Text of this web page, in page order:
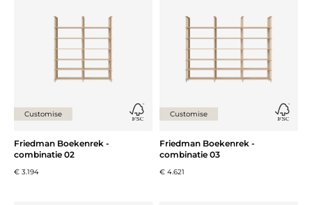
Customise
Friedman Boekenrek -
combinatie 02
€ 3.194
Customise
Friedman Boekenrek -
combinatie 03
€ 4.621